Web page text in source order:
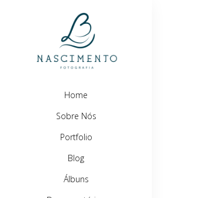
Home
Sobre Nós
Portfolio
Blog
Álbuns